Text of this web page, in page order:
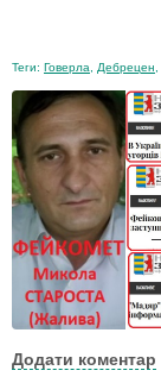
Теги: Говерла Дебрецен
Додати коментар